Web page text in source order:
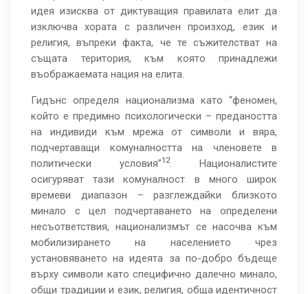
идея изисква от диктуващия правилата елит да
изключва хората с различен произход, език и
религия, въпреки факта, че те съжителстват на
същата територия, към която принадлежи
въображаемата нация на елита.
Гидънс определя национализма като “феномен,
който е предимно психологически – предаността
на индивиди към мрежа от символи и вяра,
подчертаващи комуналността на членовете в
политически условия”12. Националистите
осигуряват тази комуналност в много широк
времеви диапазон – разглеждайки близкото
минало с цел подчертаването на определени
несъответствия, национализмът се насочва към
мобилизирането на населението чрез
установяването на идеята за по-добро бъдеще
върху символи като специфично далечно минало,
общи традиции и език, религия, обща идентичност